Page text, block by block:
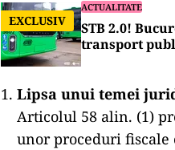
EXCLUSIV
ACTUALITATE
STB 2.0!
transport
Lipsa unui temei
Articolul 58 alin. (1)
unor proceduri fiscale